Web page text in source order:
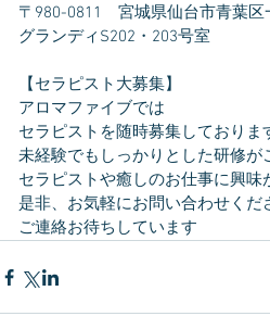
〒980-0811　宮城県仙台市青葉区
グランディS202・203号室
【セラピスト大募集】
アロマファイブでは
セラピストを随時募集しておりま
未経験でもしっかりとした研修が
セラピストや癒しのお仕事に興味
是非、お気軽にお問い合わせくだ
ご連絡お待ちしています